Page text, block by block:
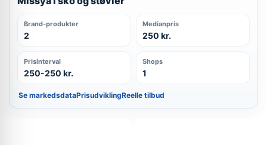
Brand-produkter
2
Medianpris
250 kr.
Prisinterval
250-250 kr.
Shops
1
Se markedsdataPrisudviklingReelle tilbud